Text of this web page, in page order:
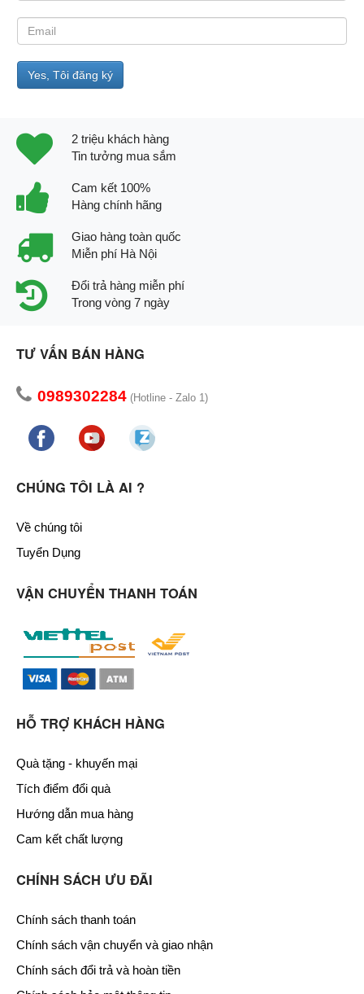
2 triệu khách hàng
Tin tưởng mua sắm
Cam kết 100%
Hàng chính hãng
Giao hàng toàn quốc
Miễn phí Hà Nội
Đổi trả hàng miễn phí
Trong vòng 7 ngày
TƯ VẤN BÁN HÀNG
0989302284 (Hotline - Zalo 1)
CHÚNG TÔI LÀ AI ?
Về chúng tôi
Tuyển Dụng
VẬN CHUYỂN THANH TOÁN
HỖ TRỢ KHÁCH HÀNG
Quà tặng - khuyến mại
Tích điểm đổi quà
Hướng dẫn mua hàng
Cam kết chất lượng
CHÍNH SÁCH ƯU ĐÃI
Chính sách thanh toán
Chính sách vận chuyển và giao nhận
Chính sách đổi trả và hoàn tiền